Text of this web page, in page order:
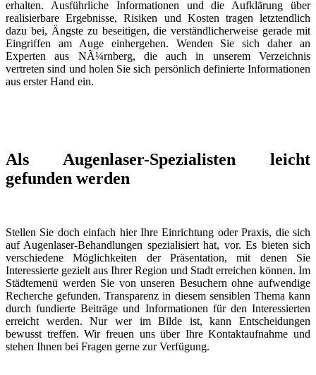
erhalten. Ausführliche Informationen und die Aufklärung über
realisierbare Ergebnisse, Risiken und Kosten tragen letztendlich
dazu bei, Ängste zu beseitigen, die verständlicherweise gerade mit
Eingriffen am Auge einhergehen. Wenden Sie sich daher an
Experten aus NÃ¼rnberg, die auch in unserem Verzeichnis
vertreten sind und holen Sie sich persönlich definierte Informationen
aus erster Hand ein.
Als Augenlaser-Spezialisten leicht
gefunden werden
Stellen Sie doch einfach hier Ihre Einrichtung oder Praxis, die sich
auf Augenlaser-Behandlungen spezialisiert hat, vor. Es bieten sich
verschiedene Möglichkeiten der Präsentation, mit denen Sie
Interessierte gezielt aus Ihrer Region und Stadt erreichen können. Im
Städtemenü werden Sie von unseren Besuchern ohne aufwendige
Recherche gefunden. Transparenz in diesem sensiblen Thema kann
durch fundierte Beiträge und Informationen für den Interessierten
erreicht werden. Nur wer im Bilde ist, kann Entscheidungen
bewusst treffen. Wir freuen uns über Ihre Kontaktaufnahme und
stehen Ihnen bei Fragen gerne zur Verfügung.